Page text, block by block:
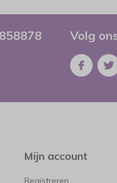
Volg
Mijn account
Registreren